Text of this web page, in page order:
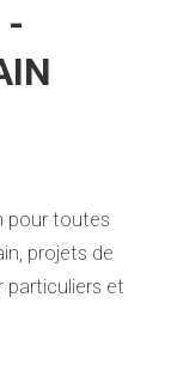
-
pour toutes
projets de
et